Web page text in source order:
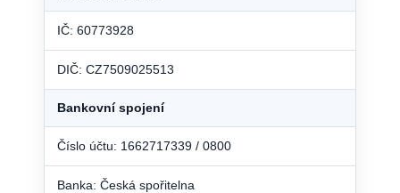
IČ: 60773928
DIČ: CZ7509025513
Bankovní spojení
Číslo účtu: 1662717339 / 0800
Banka: Česká spořitelna